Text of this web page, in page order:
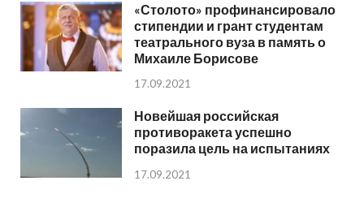
«Столото» профинансировало
стипендии и грант студентам
театрального вуза в память о
Михаиле Борисове
17.09.2021
Новейшая российская
противоракета успешно
поразила цель на испытаниях
17.09.2021